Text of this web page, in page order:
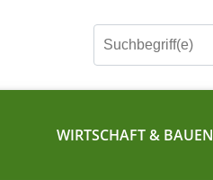
WIRTSCHAFT & BAUEN